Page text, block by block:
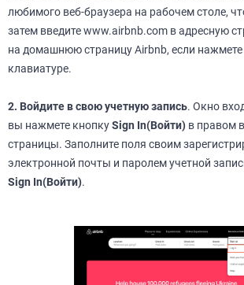
любимого веб-браузера на рабочем столе,
затем введите www.airbnb.com в адресную
на домашнюю страницу Airbnb, если нажмете
клавиатуре.
2. Войдите в свою учетную запись. Окно
вы нажмете кнопкуSign In(Войти) в правом
страницы. Заполните поля своим
электронной почты и паролем учетной
Sign In(Войти).